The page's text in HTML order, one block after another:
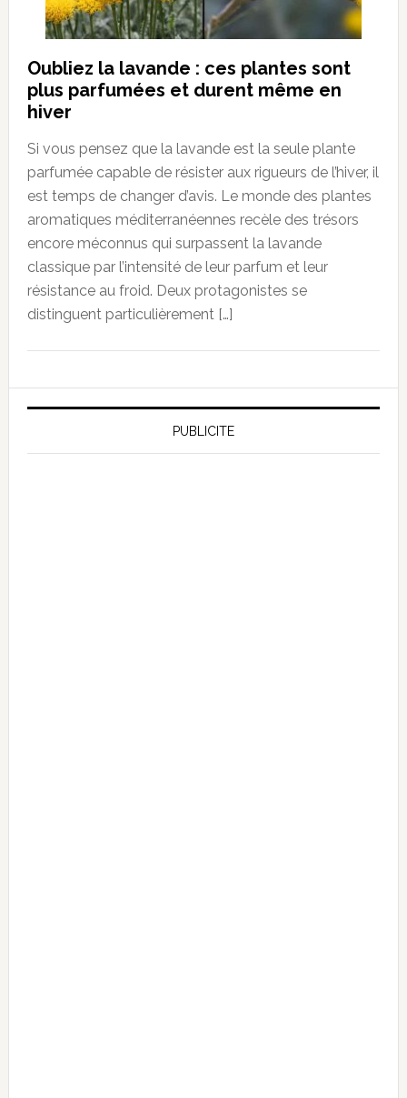
Oubliez la lavande : ces plantes sont
plus parfumées et durent même en
hiver
Si vous pensez que la lavande est la seule plante
parfumée capable de résister aux rigueurs de l’hiver, il
est temps de changer d’avis. Le monde des plantes
aromatiques méditerranéennes recèle des trésors
encore méconnus qui surpassent la lavande
classique par l’intensité de leur parfum et leur
résistance au froid. Deux protagonistes se
distinguent particulièrement […]
PUBLICITE